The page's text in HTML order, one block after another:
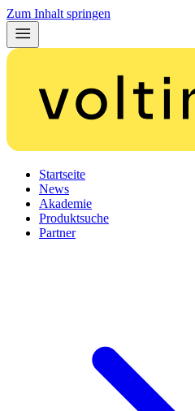
Zum Inhalt springen
Startseite
News
Akademie
Produktsuche
Partner